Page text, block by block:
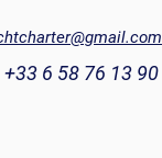
+33 6 58 76 13 90